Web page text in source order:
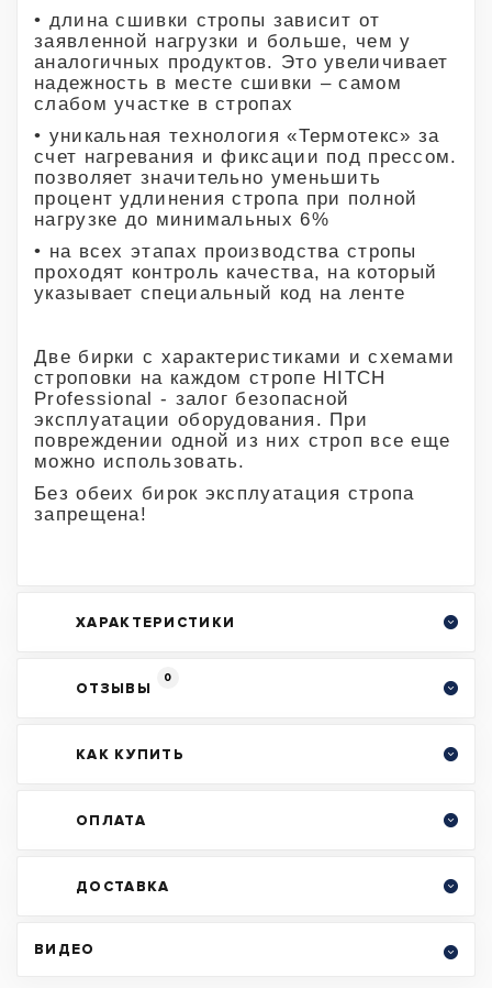
• длина сшивки стропы зависит от
заявленной нагрузки и больше, чем у
аналогичных продуктов. Это увеличивает
надежность в месте сшивки – самом
слабом участке в стропах
• уникальная технология «Термотекс» за
счет нагревания и фиксации под прессом.
позволяет значительно уменьшить
процент удлинения стропа при полной
нагрузке до минимальных 6%
• на всех этапах производства стропы
проходят контроль качества, на который
указывает специальный код на ленте
Две бирки с характеристиками и схемами
строповки на каждом стропе HITCH
Professional - залог безопасной
эксплуатации оборудования. При
повреждении одной из них строп все еще
можно использовать.
Без обеих бирок эксплуатация стропа
запрещена!
ХАРАКТЕРИСТИКИ
ОТЗЫВЫ
0
КАК КУПИТЬ
ОПЛАТА
ДОСТАВКА
ВИДЕО